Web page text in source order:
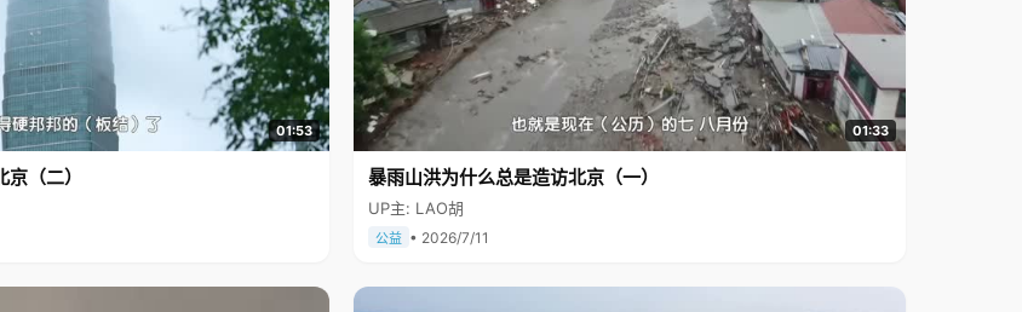
01:53
（二）
01:33
暴雨山洪为什么总是造访北京（一）
UP主: LAO胡
公益 • 2026/7/11